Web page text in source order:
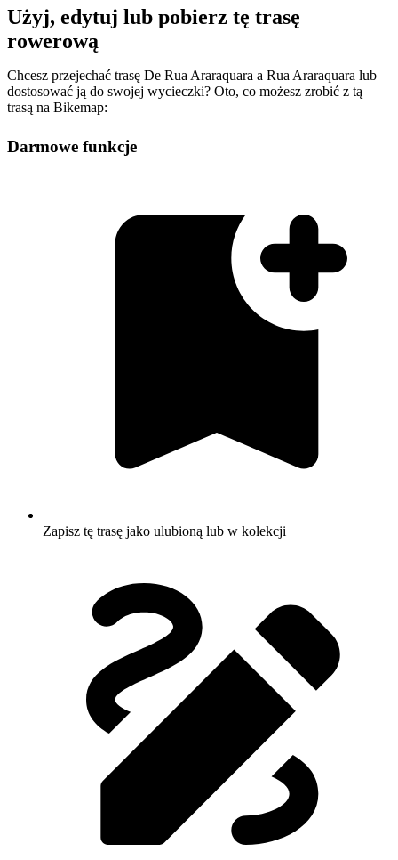
Użyj, edytuj lub pobierz tę trasę
rowerową
Chcesz przejechać trasę De Rua Araraquara a Rua Araraquara lub
dostosować ją do swojej wycieczki? Oto, co możesz zrobić z tą
trasą na Bikemap:
Darmowe funkcje
Zapisz tę trasę jako ulubioną lub w kolekcji